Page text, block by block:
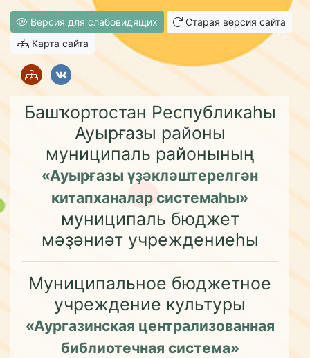
Версия для слабовидящих
Старая версия сайта
Карта сайта
Башҡортостан Республикаһы
Ауырғазы районы
муниципаль районының
«Ауырғазы үҙәкләштерелгән
китапханалар системаһы»
муниципаль бюджет
мәҙәниәт учреждениеһы
Муниципальное бюджетное
учреждение культуры
«Аургазинская централизованная
библиотечная система»